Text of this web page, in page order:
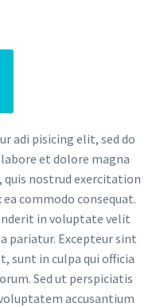
adi pisicing elit, sed do
et dolore magna
quis nostrud exercitation
commodo consequat.
in voluptate velit
pariatur. Excepteur sint
sunt in culpa qui officia
Sed ut perspiciatis
accusantium